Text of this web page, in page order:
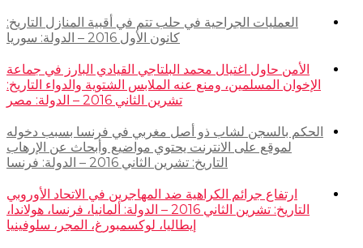
العمليات الجراحية في حلب تتم في أقبية المنازل التاريخ:
كانون الأول 2016 – الدولة: سوريا
الأمن حاول اغتيال محمد البلتاجي القيادي البارز في جماعة
الإخوان المسلمين، ومنع عنه الملابس الشتوية والدواء التاريخ:
تشرين الثاني 2016 – الدولة: مصر
الحكم بالسجن لشاب ذو أصل مغربي في فرنسا بسبب دخوله
لموقع على الانترنت يحتوي مواضيع وأبحاث عن الإرهاب
التاريخ: تشرين الثاني 2016 – الدولة: فرنسا
ارتفاع جرائم الكراهية ضد المهاجرين في الاتحاد الأوروبي
التاريخ: تشرين الثاني 2016 – الدولة: ألمانيا، فرنسا، هولاندا،
إيطاليا، لوكسمبورغ، المجر، سلوفينيا